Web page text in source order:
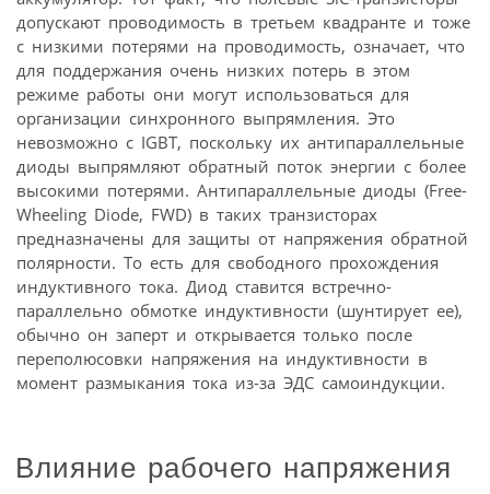
допускают проводимость в третьем квадранте и тоже
с низкими потерями на проводимость, означает, что
для поддержания очень низких потерь в этом
режиме работы они могут использоваться для
организации синхронного выпрямления. Это
невозможно с IGBT, поскольку их антипараллельные
диоды выпрямляют обратный поток энергии с более
высокими потерями. Антипараллельные диоды (Free-
Wheeling Diode, FWD) в таких транзисторах
предназначены для защиты от напряжения обратной
полярности. То есть для свободного прохождения
индуктивного тока. Диод ставится встречно-
параллельно обмотке индуктивности (шунтирует ее),
обычно он заперт и открывается только после
переполюсовки напряжения на индуктивности в
момент размыкания тока из-за ЭДС самоиндукции.
Влияние рабочего напряжения